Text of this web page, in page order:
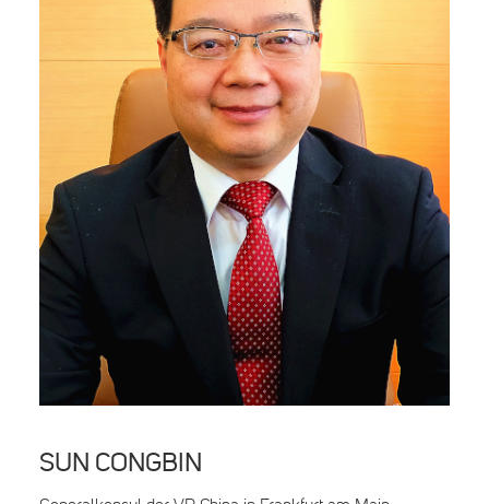
European Banker of the Year
Search
SUN CONGBIN